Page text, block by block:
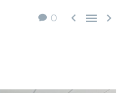
0   